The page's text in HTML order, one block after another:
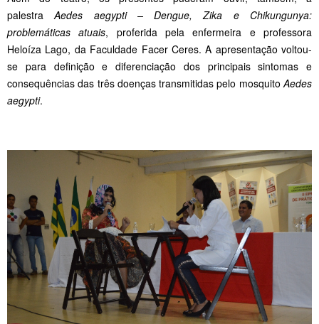
palestraAedes aegypti – Dengue, Zika e Chikungunya:
problemáticas atuais, proferida pela enfermeira e professora
Heloíza Lago, da Faculdade Facer Ceres. A apresentação voltou-
se para definição e diferenciação dos principais sintomas e
consequências das três doenças transmitidas pelo mosquito Aedes
aegypti.